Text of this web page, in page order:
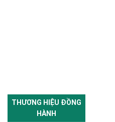
THƯƠNG HIỆU ĐỒNG
HÀNH